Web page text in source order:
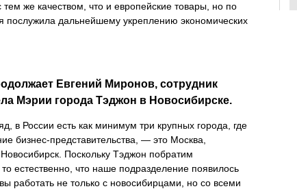
же качеством, что и европейские товары, но по
дальнейшему укреплению экономических
Евгений Миронов, сотрудник
Мэрии города Тэджон в Новосибирске.
в России есть как минимум три крупных города, где
бизнес-представительства, — это Москва,
Поскольку Тэджон побратим
естественно, что наше подразделение появилось
работать не только с новосибирцами, но со всеми